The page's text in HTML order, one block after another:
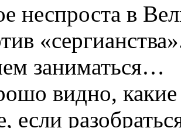
неспроста в
заниматься…
видно,
если